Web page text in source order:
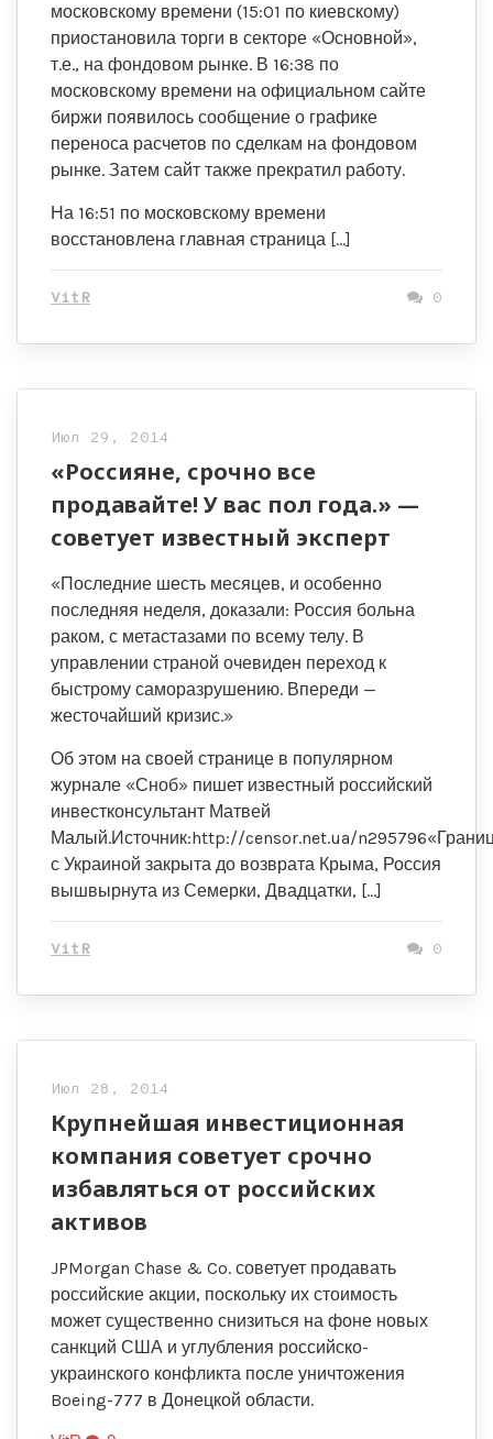
московскому времени (15:01 по киевскому)
приостановила торги в секторе «Основной»,
т.е., на фондовом рынке. В 16:38 по
московскому времени на официальном сайте
биржи появилось сообщение о графике
переноса расчетов по сделкам на фондовом
рынке. Затем сайт также прекратил работу.
На 16:51 по московскому времени
восстановлена главная страница […]
VitR 0
Июл 29, 2014
«Россияне, срочно все
продавайте! У вас пол года.» —
советует известный эксперт
«Последние шесть месяцев, и особенно
последняя неделя, доказали: Россия больна
раком, с метастазами по всему телу. В
управлении страной очевиден переход к
быстрому саморазрушению. Впереди —
жесточайший кризис.»
Об этом на своей странице в популярном
журнале «Сноб» пишет известный российский
инвестконсультант Матвей
Малый.Источник:http://censor.net.ua/
с Украиной закрыта до возврата Крыма, Россия
вышвырнута из Семерки, Двадцатки, […]
VitR 0
Июл 28, 2014
Крупнейшая инвестиционная
компания советует срочно
избавляться от российских
активов
JPMorgan Chase & Co. советует продавать
российские акции, поскольку их стоимость
может существенно снизиться на фоне новых
санкций США и углубления российско-
украинского конфликта после уничтожения
Boeing-777 в Донецкой области.